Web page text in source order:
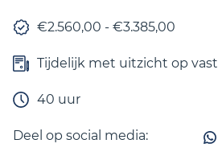
€2.560,00 - €3.385,00
Tijdelijk met uitzicht op vast
40 uur
Deel op social media: